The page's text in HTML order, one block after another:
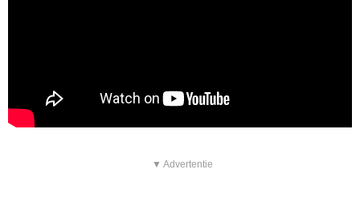
▼ Advertentie